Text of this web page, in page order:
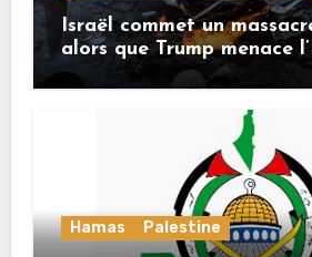
Israël commet un
alors que Trump menace
«décapitation»
Hamas Palestine